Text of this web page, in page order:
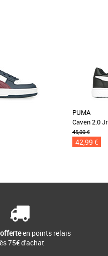
PUMA
Caven 2.0 Jr
45,00 €
42,99 €
en points relais
75€ d'achat